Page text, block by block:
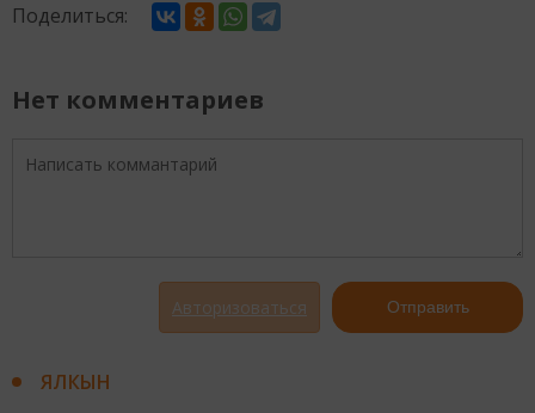
Поделиться:
Нет комментариев
Авторизоваться Отправить
ЯЛКЫН